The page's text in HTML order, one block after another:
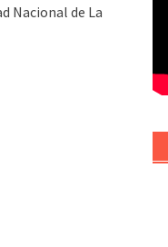
Nacional de La